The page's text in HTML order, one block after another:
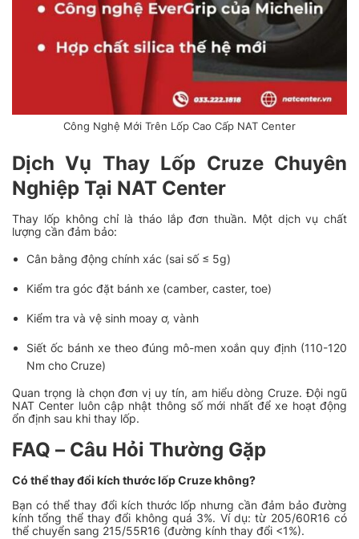
Công Nghệ Mới Trên Lốp Cao Cấp NAT Center
Dịch Vụ Thay Lốp Cruze Chuyên
Nghiệp Tại NAT Center
Thay lốp không chỉ là tháo lắp đơn thuần. Một dịch vụ chất
lượng cần đảm bảo:
Cân bằng động chính xác (sai số ≤ 5g)
Kiểm tra góc đặt bánh xe (camber, caster, toe)
Kiểm tra và vệ sinh moay ơ, vành
Siết ốc bánh xe theo đúng mô-men xoắn quy định (110-120
Nm cho Cruze)
Quan trọng là chọn đơn vị uy tín, am hiểu dòng Cruze. Đội ngũ
NAT Center luôn cập nhật thông số mới nhất để xe hoạt động
ổn định sau khi thay lốp.
FAQ – Câu Hỏi Thường Gặp
Có thể thay đổi kích thước lốp Cruze không?
Bạn có thể thay đổi kích thước lốp nhưng cần đảm bảo đường
kính tổng thể thay đổi không quá 3%. Ví dụ: từ 205/60R16 có
thể chuyển sang 215/55R16 (đường kính thay đổi <1%).